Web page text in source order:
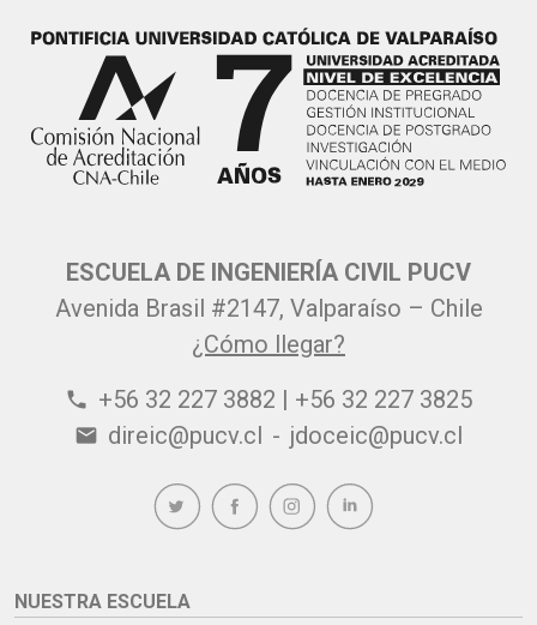
ESCUELA DE INGENIERÍA CIVIL PUCV
Avenida Brasil #2147, Valparaíso – Chile
¿Cómo llegar?
phone +56 32 227 3882 | +56 32 227 3825
email direic@pucv.cl - jdoceic@pucv.cl
NUESTRA ESCUELA